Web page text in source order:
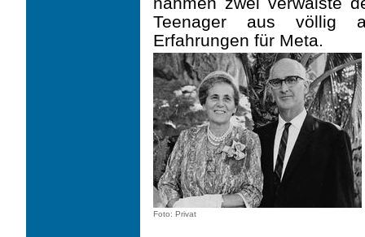
Teenager aus völlig
Erfahrungen für Meta.
Foto: Privat